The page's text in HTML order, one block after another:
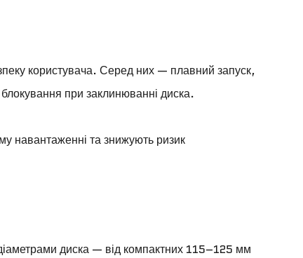
користувача. Серед них — плавний запуск,
при заклинюванні диска.
навантаженні та знижують ризик
диска — від компактних 115–125 мм